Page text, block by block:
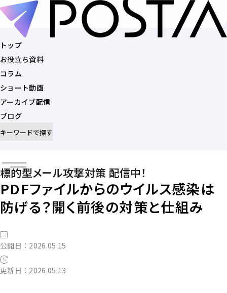
トップ
お役立ち資料
コラム
ショート動画
アーカイブ配信
ブログ
キーワードで探す
トップ
お役立ち資料
コラム
ショート動画
アーカイブ配信
ブログ
記事を探す
標的型メール攻撃対策 配信中！
PDFファイルからのウイルス感染は
防げる？開く前後の対策と仕組み
公開日：2026.05.15
更新日：2026.05.13